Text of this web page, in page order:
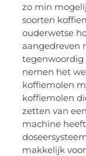
zo min
soorten
ouderwetse
aangedreven
tegenwoordig
nemen het
koffiemolen
koffiemolen
zetten van
machine
makkelijk